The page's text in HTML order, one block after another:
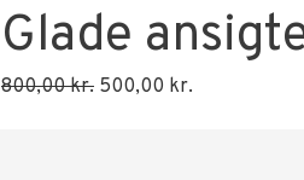
800,00 kr..
500,00 kr..
Glade
800,00kr. Den
500,00 kr.